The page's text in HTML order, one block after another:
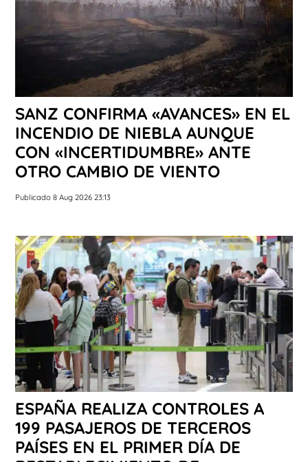
SANZ CONFIRMA «AVANCES» EN EL
INCENDIO DE NIEBLA AUNQUE
CON «INCERTIDUMBRE» ANTE
OTRO CAMBIO DE VIENTO
Publicado 8 Aug 2026 23:13
ESPAÑA REALIZA CONTROLES A
199 PASAJEROS DE TERCEROS
PAÍSES EN EL PRIMER DÍA DE